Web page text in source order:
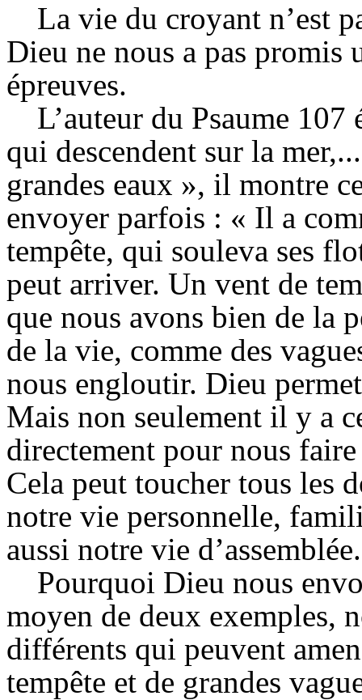
La vie du croyant n’est
Dieu ne nous a pas
épreuves.
L’auteur du Psaume
qui descendent sur la
grandes eaux », il montre
envoyer parfois : « Il a
tempête, qui souleva ses
peut arriver. Un vent de
que nous avons bien de la
de la vie, comme des
nous engloutir. Dieu
Mais non seulement il y a
directement pour nous
Cela peut toucher tous les
notre vie personnelle,
aussi notre vie d’assemblée.
Pourquoi Dieu nous
moyen de deux exemples,
différents qui peuvent
tempête et de grandes